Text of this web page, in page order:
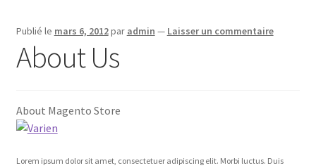
Commande
Panier
Publié le mars 6, 2012par admin — Laisser un commentaire
About Us
About Magento Store
Lorem ipsum dolor sit amet, consectetuer adipiscing elit. Morbi luctus. Duis